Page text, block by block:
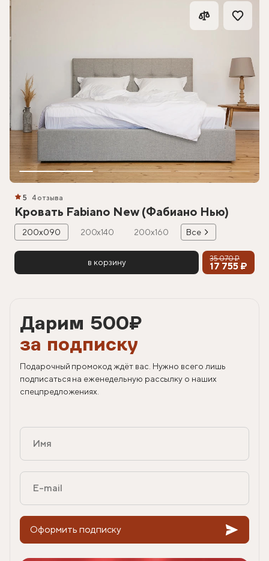
5 4 отзыва
Кровать Fabiano New (Фабиано Нью)
200х090 200х140 200х160 Все
в корзину 35 070 ₽
17 755 ₽
Дарим 500₽
за подписку
Подарочный промокод ждёт вас. Нужно всего лишь
подписаться на еженедельную рассылку о наших
спецпредложениях.
Оформить подписку